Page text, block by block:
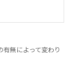
無によって変わり